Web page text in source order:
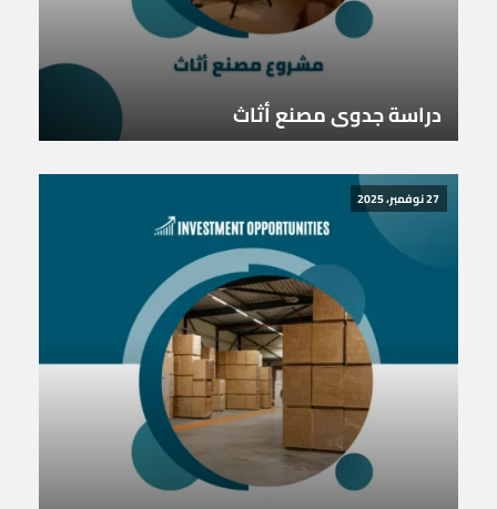
دراسة جدوى مصنع أثاث
27 نوفمبر، 2025